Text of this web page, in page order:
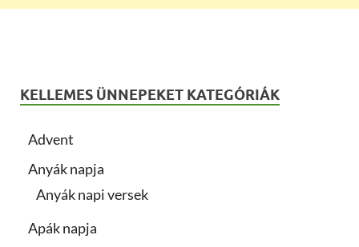
KELLEMES ÜNNEPEKET KATEGÓRIÁK
Advent
Anyák napja
Anyák napi versek
Apák napja